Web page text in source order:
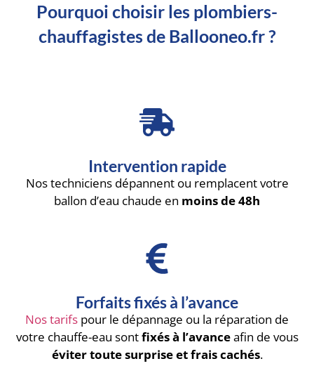
Pourquoi choisir les plombiers-
chauffagistes de Ballooneo.fr ?
Intervention rapide
Nos techniciens dépannent ou remplacent votre
ballon d’eau chaude en moins de 48h
Forfaits fixés à l’avance
Nos tarifs pour le dépannage ou la réparation de
votre chauffe-eau sontfixés à l’avanceafin de vous
éviter toute surprise et frais cachés.